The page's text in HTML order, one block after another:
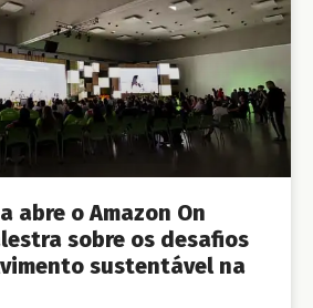
abre o Amazon On
sobre os desafios
sustentável na